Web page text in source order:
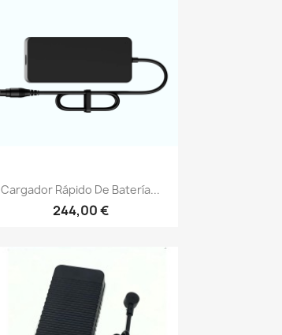
Vista rápida
Cargador Rápido De Batería...
244,00 €